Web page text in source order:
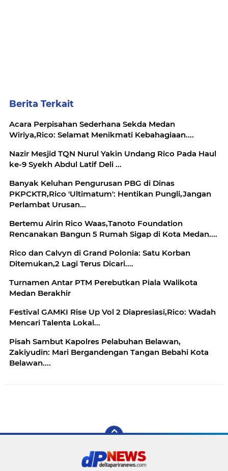
Berita Terkait
Acara Perpisahan Sederhana Sekda Medan
Wiriya,Rico: Selamat Menikmati Kebahagiaan....
Nazir Mesjid TQN Nurul Yakin Undang Rico Pada Haul
ke-9 Syekh Abdul Latif Deli ...
Banyak Keluhan Pengurusan PBG di Dinas
PKPCKTR,Rico 'Ultimatum': Hentikan Pungli,Jangan
Perlambat Urusan...
Bertemu Airin Rico Waas,Tanoto Foundation
Rencanakan Bangun 5 Rumah Sigap di Kota Medan....
Rico dan Calvyn di Grand Polonia: Satu Korban
Ditemukan,2 Lagi Terus Dicari....
Turnamen Antar PTM Perebutkan Piala Walikota
Medan Berakhir
Festival GAMKI Rise Up Vol 2 Diapresiasi,Rico: Wadah
Mencari Talenta Lokal...
Pisah Sambut Kapolres Pelabuhan Belawan,
Zakiyudin: Mari Bergandengan Tangan Bebahi Kota
Belawan....